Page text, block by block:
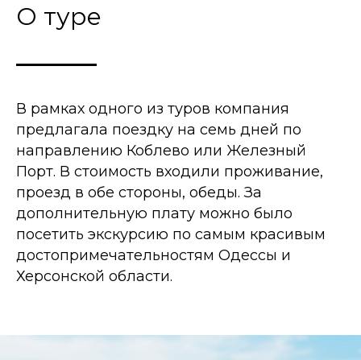
О туре
В рамках одного из туров компания
предлагала поездку на семь дней по
направлению Коблево или Железный
Порт. В стоимость входили проживание,
проезд в обе стороны, обеды. За
дополнительную плату можно было
посетить экскурсию по самым красивым
достопримечательностям Одессы и
Херсонской области.